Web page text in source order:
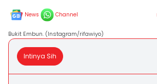
News Channel
Bukit Embun. (Instagram/rifawiyo)
Intinya Sih